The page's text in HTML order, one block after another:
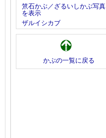
笊石かぶ／ざるいしかぶ写真
を表示
ザルイシカブ
かぶの一覧に戻る